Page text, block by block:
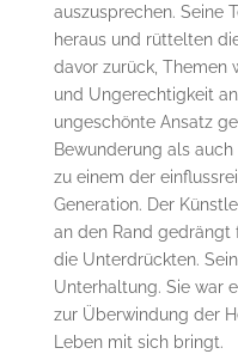
auszusprechen. Seine
heraus und rüttelten
davor zurück, Themen
und Ungerechtigkeit
ungeschönte Ansatz
Bewunderung als
zu einem der
Generation. Der
an den Rand gedrängt
die Unterdrückten.
Unterhaltung. Sie war
zur Überwindung der
Leben mit sich bringt.